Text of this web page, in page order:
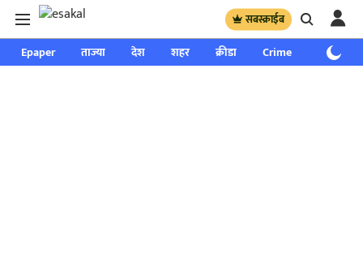
सबस्क्राईब
Epaper ताज्या देश शहर क्रीडा Crime साप्ताहिक